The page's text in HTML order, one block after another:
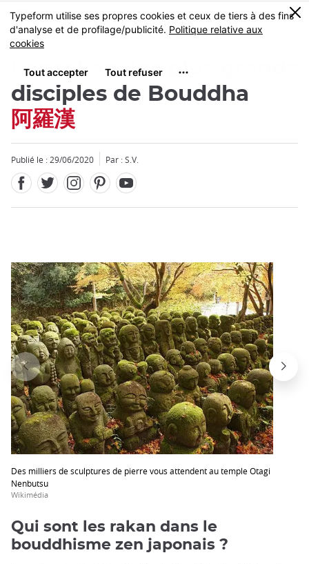
Skip
to
main
MENU
0
Les rakan, les plus grands
disciples de Bouddha
阿羅漢
Publié le : 29/06/2020 Par : S.V.
Des milliers de sculptures de pierre vous attendent au temple Otagi
Nenbutsu
Wikimédia
Fermer
Qui sont les rakan dans le
bouddhisme zen japonais ?